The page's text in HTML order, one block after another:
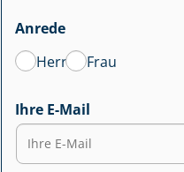
Anrede
Herr
Frau
Ihre E-Mail